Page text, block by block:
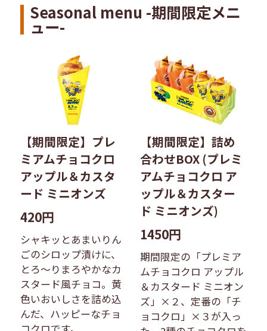
Seasonal menu -期間限定メニ
ュー-
【期間限定】プレ
ミアムチョコクロ
アップル＆カスタ
ード ミニオンズ
420円
シャキッとあまいりん
ごのシロップ漬けに、
とろ〜りまろやかなカ
スタード風チョコ。黄
色いおいしさを詰め込
んだ、ハッピーなチョ
【期間限定】詰め
合わせBOX (プレミ
アムチョコクロ ア
ップル＆カスター
ド ミニオンズ)
1450円
期間限定の「プレミア
ムチョコクロ アップル
＆カスタード ミニオン
ズ」×２、定番の「チ
ョコクロ」×３が入っ